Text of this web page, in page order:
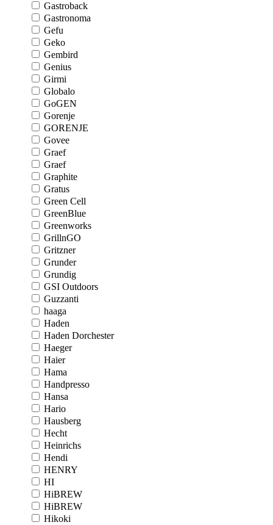
Gastroback
Gastronoma
Gefu
Geko
Gembird
Genius
Girmi
Globalo
GoGEN
Gorenje
GORENJE
Govee
Graef
Graef
Graphite
Gratus
Green Cell
GreenBlue
Greenworks
GrillnGO
Gritzner
Grunder
Grundig
GSI Outdoors
Guzzanti
haaga
Haden
Haden Dorchester
Haeger
Haier
Hama
Handpresso
Hansa
Hario
Hausberg
Hecht
Heinrichs
Hendi
HENRY
HI
HiBREW
HiBREW
Hikoki